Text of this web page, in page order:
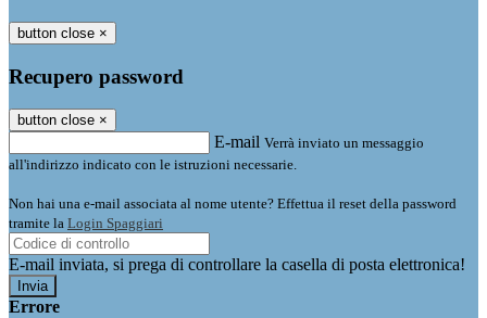
button close ×
Recupero password
button close ×
E-mail Verrà inviato un messaggio
all'indirizzo indicato con le istruzioni necessarie.
Non hai una e-mail associata al nome utente? Effettua il reset della password
tramite la Login Spaggiari
E-mail inviata, si prega di controllare la casella di posta elettronica!
Errore